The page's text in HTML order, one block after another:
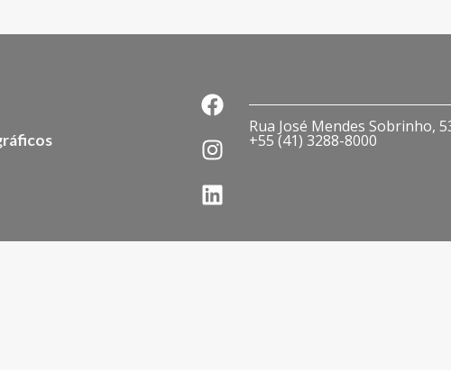
Rua José Mendes Sobrinho,
+55 (41) 3288-8000